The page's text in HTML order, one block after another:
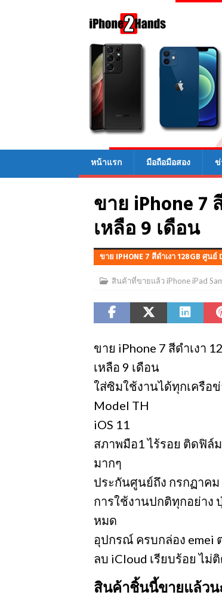
หน้าแรก มือถือมือสอง ข่
ขาย iPhone 7
เหลือ 9 เดือน
ขาย IPHONE 7 สีดำเงา 128GB ศูน
สินค้าที่ขายแล้ว iPhone iPad
ขาย iPhone 7 สีดำเงา
เหลือ 9 เดือน
ใส่ซิมใช้งานได้ทุกเครือข่
Model TH
iOS 11
สภาพมือ1 ไร้รอย ติดฟิล์
มากๆ
ประกันศูนย์ถึง กรกฏาค
การใช้งานปกติทุกอย่าง
หมด
อุปกรณ์ ครบกล่อง emei
ลบ iCloud เรียบร้อย ไม่
สินค้าชิ้นนี้ขายแล้ว